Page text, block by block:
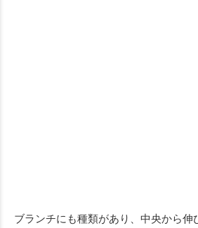
ブランチにも種類があり、中央から伸